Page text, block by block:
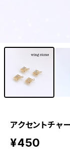
アクセントチ
¥450